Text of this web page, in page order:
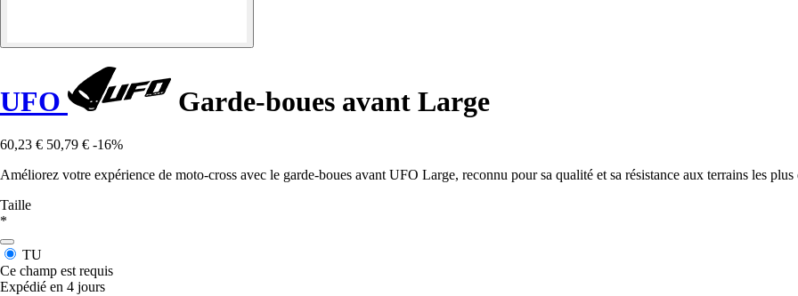
UFO Garde-boues avant Large
60,23 € 50,79 € -16%
Améliorez votre expérience de moto-cross avec le garde-boues avant UFO Large, reconnu pour sa qualité et sa résistance aux terrains les plus
Taille
*
TU
Ce champ est requis
Expédié en 4 jours